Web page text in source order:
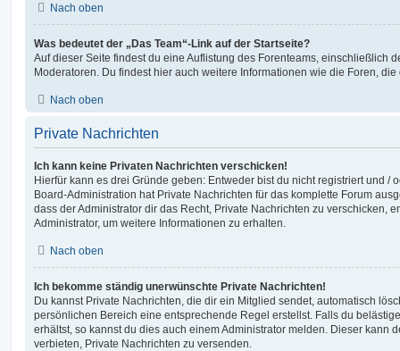
Nach oben
Was bedeutet der „Das Team“-Link auf der Startseite?
Auf dieser Seite findest du eine Auflistung des Forenteams, einschließlich
Moderatoren. Du findest hier auch weitere Informationen wie die Foren,
Nach oben
Private Nachrichten
Ich kann keine Privaten Nachrichten verschicken!
Hierfür kann es drei Gründe geben: Entweder bist du nicht registriert und /
Board-Administration hat Private Nachrichten für das komplette Forum
dass der Administrator dir das Recht, Private Nachrichten zu verschicken,
Administrator, um weitere Informationen zu erhalten.
Nach oben
Ich bekomme ständig unerwünschte Private Nachrichten!
Du kannst Private Nachrichten, die dir ein Mitglied sendet, automatisch
persönlichen Bereich eine entsprechende Regel erstellst. Falls du
erhältst, so kannst du dies auch einem Administrator melden. Dieser kann
verbieten, Private Nachrichten zu versenden.